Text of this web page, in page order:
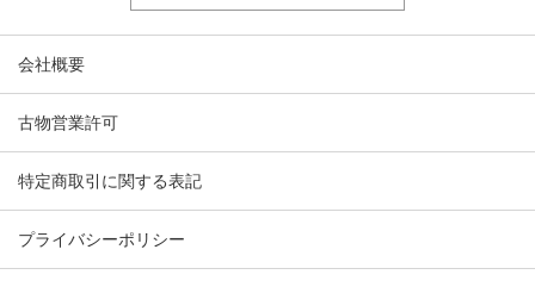
会社概要
古物営業許可
特定商取引に関する表記
プライバシーポリシー